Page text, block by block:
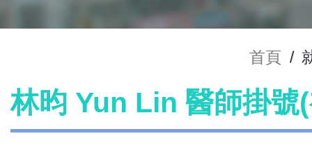
首頁 /
林昀 Yun Lin 醫師掛號